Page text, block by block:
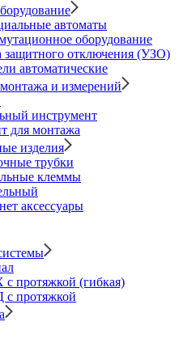
автоматы
оборудование
защитного отключения (УЗО)
автоматические
и измерений
инструмент
для монтажа
изделия
трубки
клеммы
аксессуары
протяжкой (гибкая)
протяжкой